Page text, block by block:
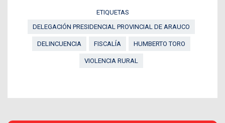
ETIQUETAS
DELEGACIÓN PRESIDENCIAL PROVINCIAL DE ARAUCO
DELINCUENCIA FISCALÍA HUMBERTO TORO
VIOLENCIA RURAL